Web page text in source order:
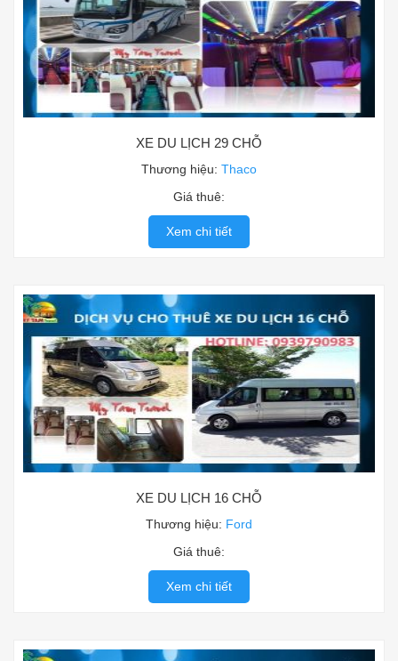
XE DU LỊCH 29 CHỖ
Thương hiệu: Thaco
Giá thuê:
Xem chi tiết
XE DU LỊCH 16 CHỖ
Thương hiệu: Ford
Giá thuê:
Xem chi tiết